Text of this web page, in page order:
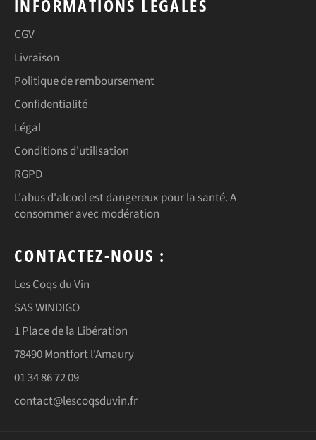
INFORMATIONS LÉGALES
CGV
Livraison
Politique de remboursement
Confidentialité
Légal
Conditions d'utilisation
RGPD
L'abus d'alcool est dangereux pour la santé. A
consommer avec modération
CONTACTEZ-NOUS :
Les Coqs du Vin
SAS WINDIGO
1 Place de la Libération
78490 Montfort l'Amaury
01 34 86 72 09
contact@lescoqsduvin.fr